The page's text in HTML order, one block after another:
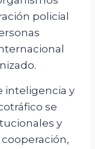
policial
inteligencia y
se
y